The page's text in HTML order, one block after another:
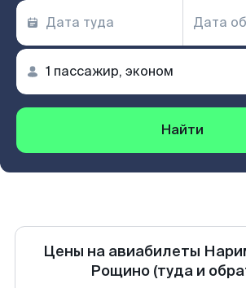
Найти
Цены на авиабилеты
Рощино (туда и